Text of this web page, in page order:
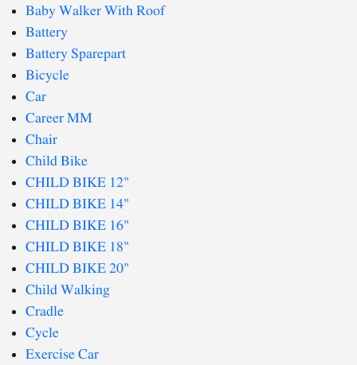
Baby Walker With Roof
Battery
Battery Sparepart
Bicycle
Car
Career MM
Chair
Child Bike
CHILD BIKE 12"
CHILD BIKE 14"
CHILD BIKE 16"
CHILD BIKE 18"
CHILD BIKE 20"
Child Walking
Cradle
Cycle
Exercise Car